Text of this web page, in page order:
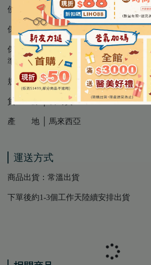
使用方法 │ 與一般牙膏使用程序相同
保存方法 │ 請放置陰涼處，避免陽光直射
保存期限 │ 3年 ( 因每批效期可能不同，
準 )
規 格 │ 75g
貨 源 │ 公司貨
產 地 │ 馬來西亞
運送方式
商品出貨：常溫出貨
下單後約1-3個工作天陸續安排出貨